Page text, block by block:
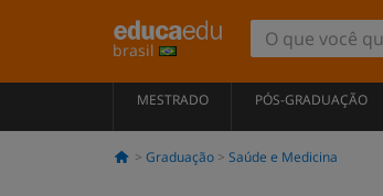
brasil
MESTRADO PÓS-GRADUAÇÃO
Graduação Saúde e Medicina